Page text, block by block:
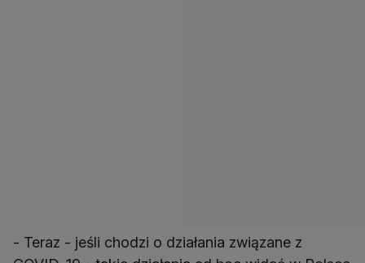
- Teraz - jeśli chodzi o działania związane z